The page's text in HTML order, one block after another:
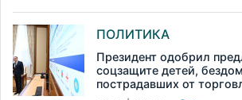
ПОЛИТИКА
Президент одобрил
соцзащите детей,
пострадавших от